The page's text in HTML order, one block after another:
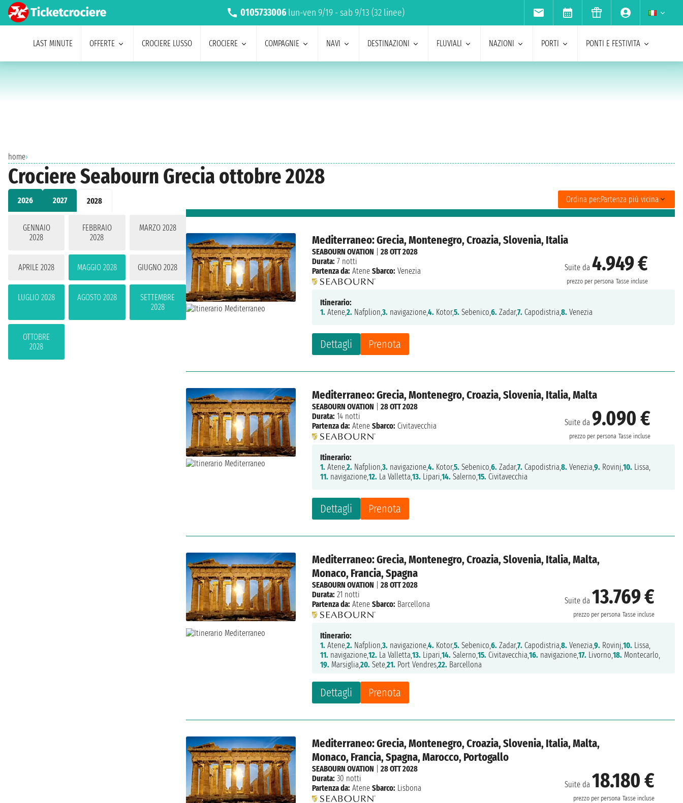
0105733006 lun-ven 9/19 - sab 9/13 (32 linee)
LAST MINUTE OFFERTE CROCIERE LUSSO CROCIERE COMPAGNIE NAVI DESTINAZIONI FLUVIALI NAZIONI PORTI PONTI E FESTIVITA
home›
Crociere Seabourn Grecia ottobre 2028
2026 2027 2028
GENNAIO
2028
FEBBRAIO
2028
MARZO 2028
APRILE 2028 MAGGIO 2028 GIUGNO 2028
LUGLIO 2028 AGOSTO 2028
SETTEMBRE
2028
OTTOBRE
2028
Ordina per:Partenza più vicina
Mediterraneo: Grecia, Montenegro, Croazia, Slovenia, Italia
Suite da4.949 €
prezzo per persona Tasse incluse
Dettagli Prenota
SEABOURN OVATION |28 OTT 2028
Durata: 7 notti
Partenza da: Atene Sbarco: Venezia
Itinerario:
1. Atene,2. Nafplion,3. navigazione,4. Kotor,5. Sebenico,6. Zadar,7. Capodistria,8. Venezia
Mediterraneo: Grecia, Montenegro, Croazia, Slovenia, Italia, Malta
Suite da 9.090 €
prezzo per persona Tasse incluse
Dettagli Prenota
SEABOURN OVATION |28 OTT 2028
Durata: 14 notti
Partenza da: Atene Sbarco: Civitavecchia
Itinerario:
1. Atene,2. Nafplion,3. navigazione,4. Kotor,5. Sebenico,6. Zadar,7. Capodistria,8. Venezia,9. Rovinj,10. Lissa,
11. navigazione,12. La Valletta,13. Lipari,14. Salerno,15. Civitavecchia
Mediterraneo: Grecia, Montenegro, Croazia, Slovenia, Italia, Malta,
Monaco, Francia, Spagna
Suite da 13.769 €
prezzo per persona Tasse incluse
Dettagli Prenota
SEABOURN OVATION |28 OTT 2028
Durata: 21 notti
Partenza da: Atene Sbarco: Barcellona
Itinerario:
1. Atene,2. Nafplion,3. navigazione,4. Kotor,5. Sebenico,6. Zadar,7. Capodistria,8. Venezia,9. Rovinj,10. Lissa,
11. navigazione,12. La Valletta,13. Lipari,14. Salerno,15. Civitavecchia,16. navigazione,17. Livorno,18. Montecarlo,
19. Marsiglia,20. Sete,21. Port Vendres,22. Barcellona
Mediterraneo: Grecia, Montenegro, Croazia, Slovenia, Italia, Malta,
Monaco, Francia, Spagna, Marocco, Portogallo
Suite da 18.180 €
prezzo per persona Tasse incluse
SEABOURN OVATION |28 OTT 2028
Durata: 30 notti
Partenza da: Atene Sbarco: Lisbona